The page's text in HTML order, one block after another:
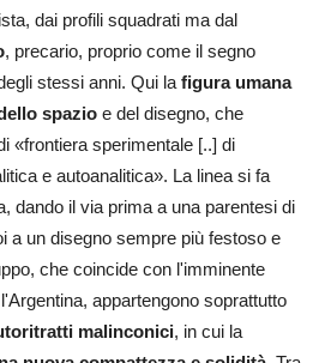
dai profili squadrati ma dal
, precario, proprio come il segno
stessi anni. Qui la figura umana
spazio e del disegno, che
«frontiera sperimentale [..] di
e autoanalitica». La linea si fa
dando il via prima a una parentesi di
a un disegno sempre più festoso e
che coincide con l'imminente
appartengono soprattutto
malinconici, in cui la